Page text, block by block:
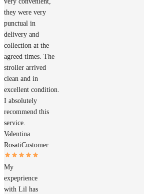
they were very
punctual in
delivery and
collection at the
agreed times. The
stroller arrived
clean and in
excellent condition.
I absolutely
recommend this
service.
Valentina
RosatiCustomer
My
expeprience
with Lil has